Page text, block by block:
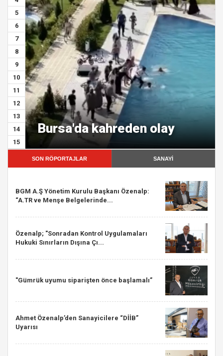
5
6
7
8
9
10
11
12
13
14
15
Bursa'da kahreden olay
SON RÖPORTAJLAR SANAYİ
BGM A.Ş Yönetim Kurulu Başkanı Özenalp:
“A.TR ve Menşe Belgelerinde...
Özenalp; "Sonradan Kontrol Uygulamaları
Hukuki Sınırların Dışına Çı...
"Gümrük uyumu siparişten önce başlamalı”
Ahmet Özenalp’den Sanayicilere “DİİB”
Uyarısı